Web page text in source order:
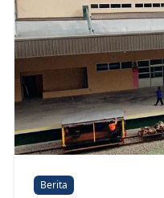
Berita